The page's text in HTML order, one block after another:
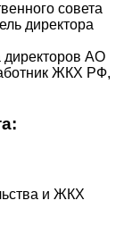
совета
директора
директоров АО
ЖКХ РФ,
и ЖКХ